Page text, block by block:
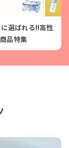
選ばれる!!高性
品特集